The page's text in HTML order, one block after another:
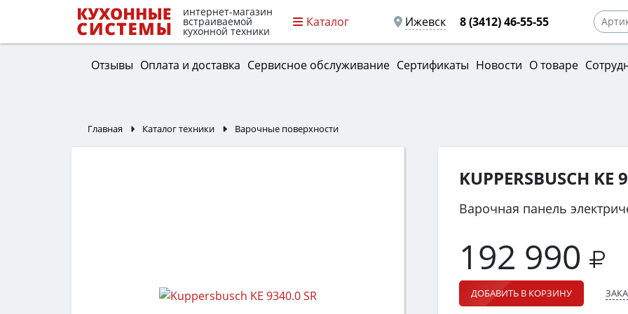
интернет-магазин
встраиваемой
кухонной техники
Каталог Ижевск 8 (3412) 46-55-55
Отзывы Оплата и доставка Сервисное обслуживание Сертификаты Новости О товаре
Главная Каталог техники Варочные поверхности
KUPPERSBUSCH KE
Варочная панель
192 990
ДОБАВИТЬ В КОРЗИНУ